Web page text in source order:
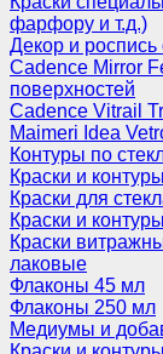
фарфору и т.д.)
Декор и роспись
Cadence Mirror
поверхностей
Cadence Vitrail
Maimeri Idea
Контуры по
Краски и
Краски для
Краски и
Краски
лаковые
Флаконы 45 мл
Флаконы 250 мл
Медиумы и